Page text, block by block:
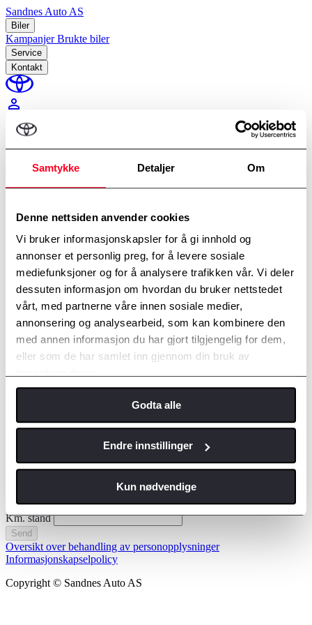
Samtykke Detaljer Om
Denne nettsiden anvender cookies
Vi bruker informasjonskapsler for å gi innhold og
annonser et personlig preg, for å levere sosiale
mediefunksjoner og for å analysere trafikken vår. Vi deler
dessuten informasjon om hvordan du bruker nettstedet
vårt, med partnerne våre innen sosiale medier,
annonsering og analysearbeid, som kan kombinere den
med annen informasjon du har gjort tilgjengelig for dem,
eller som de har samlet inn gjennom din bruk av
Godta alle
Endre innstillinger
Kun nødvendige
Sandnes Auto AS
Biler
KampanjerBrukte biler
Service
Kontakt
perm_identity
Min Toyota
/Verkstedtime
Fornavn
Etternavn
Kontakt meg via
E-postadresse*
Hva kan vi hjelpe deg med?*
Registreringsnummer
Km. stand
Send
Oversikt over behandling av personopplysninger
Informasjonskapselpolicy
Copyright © Sandnes Auto AS